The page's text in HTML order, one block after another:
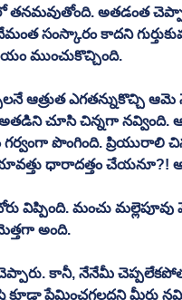
అతడంత
సంస్కారం కాదని
ముంచుకొచ్చింది.
ఆత్రుత ఎగతన్నుకొచ్చి ఆమె
చూసి చిన్నగా నవ్వింది. ఆ
గర్వంగా పొంగింది. ప్రియురాలి
ధారాదత్తం చేయనూ?!
విప్పింది. మంచు మల్లెపూవు
అంది.
కానీ, నేనేమీ
కూడా ప్రేమించగలదని మీరు